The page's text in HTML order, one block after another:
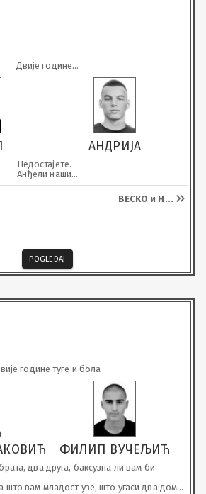
Двије године...
АНДРИЈА
Недостајете.
Анђели наши...
ВЕСКО и Н ...
POGLEDAJ
године туге и бола
ФИЛИП ВУЧЕЉИЋ
два друга, баксузна ли вам би
што вам младост узе, што угаси два дома